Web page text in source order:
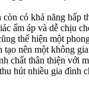
có khả năng hấp
ấm áp và dễ chịu
thể hiện một
tạo nên một không
chất thân thiện với
hút nhiều gia đình